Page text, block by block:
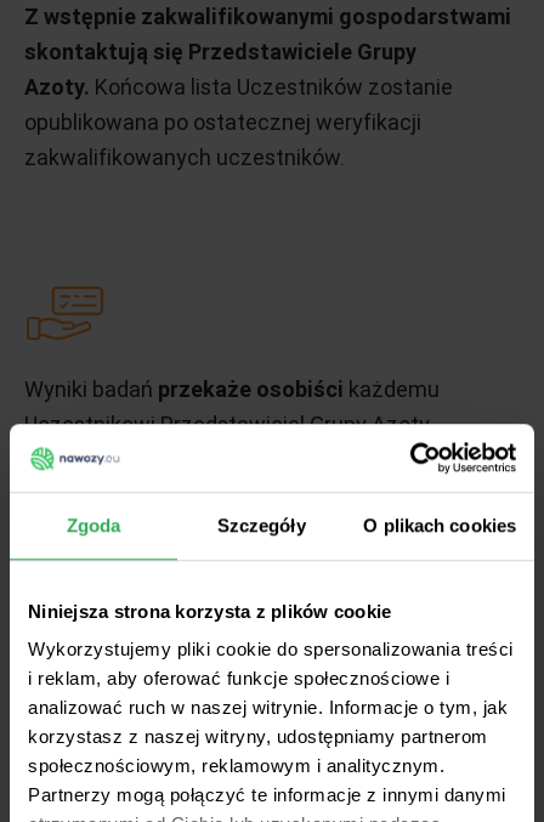
Zgoda Szczegóły O plikach cookies
Niniejsza strona korzysta z plików cookie
Wykorzystujemy pliki cookie do spersonalizowania treści
i reklam, aby oferować funkcje społecznościowe i
analizować ruch w naszej witrynie. Informacje o tym, jak
korzystasz z naszej witryny, udostępniamy partnerom
społecznościowym, reklamowym i analitycznym.
Partnerzy mogą połączyć te informacje z innymi danymi
Z wstępnie zakwalifikowanymi gospodarstwami
skontaktują się Przedstawiciele Grupy
Azoty. Końcowa lista Uczestników zostanie
opublikowana po ostatecznej weryfikacji
zakwalifikowanych uczestników.
Wyniki badań przekaże osobiści każdemu
Uczestnikowi Przedstawiciel Grupy Azoty.
W ramach Programu w akredytowanych
Laboratoriach Okręgowych Stacji Chemiczno-
Rolniczych przeprowadzone zostanie badanie
dostarczonych próbek gleby w zakresie:odczynu
gleby pH, fosforu, potasu i magnezu.